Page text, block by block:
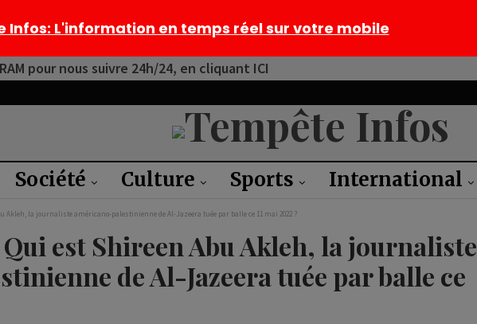
pour nous suivre 24h/24, en cliquant ICI
Société Culture Sports International
Akleh, la journaliste américano-palestinienne de Al-Jazeera tuée par balle ce 11 mai 2022 ?
Qui est Shireen Abu Akleh, la journaliste
de Al-Jazeera tuée par balle ce
Infos: L'information en temps réel sur votre mobile